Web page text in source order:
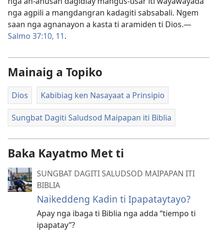
nga agpili a mangdangran kadagiti sabsabali. Ngem
saan nga agnanayon a kasta ti aramiden ti Dios.—
Salmo 37:10, 11.
Mainaig a Topiko
Dios Kabibiag ken Nasayaat a Prinsipio
Sungbat Dagiti Saludsod Maipapan iti Biblia
Baka Kayatmo Met ti
SUNGBAT DAGITI SALUDSOD MAIPAPAN ITI
BIBLIA
Naikeddeng Kadin ti Ipapataytayo?
Apay nga ibaga ti Biblia nga adda “tiempo ti
ipapatay”?